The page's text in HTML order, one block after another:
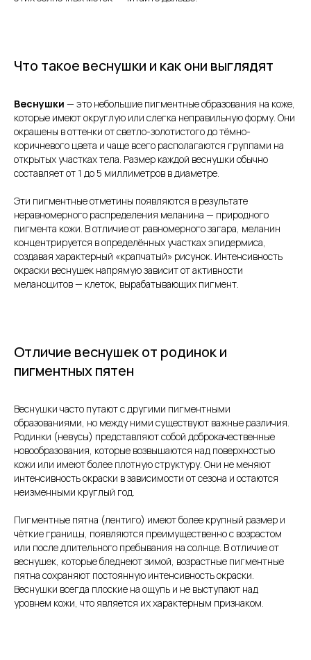
Что такое веснушки и как они выглядят
Веснушки — это небольшие пигментные образования на коже,
которые имеют округлую или слегка неправильную форму. Они
окрашены в оттенки от светло-золотистого до тёмно-
коричневого цвета и чаще всего располагаются группами на
открытых участках тела. Размер каждой веснушки обычно
составляет от 1 до 5 миллиметров в диаметре.
Эти пигментные отметины появляются в результате
неравномерного распределения меланина — природного
пигмента кожи. В отличие от равномерного загара, меланин
концентрируется в определённых участках эпидермиса,
создавая характерный «крапчатый» рисунок. Интенсивность
окраски веснушек напрямую зависит от активности
меланоцитов — клеток, вырабатывающих пигмент.
Отличие веснушек от родинок и
пигментных пятен
Веснушки часто путают с другими пигментными
образованиями, но между ними существуют важные различия.
Родинки (невусы) представляют собой доброкачественные
новообразования, которые возвышаются над поверхностью
кожи или имеют более плотную структуру. Они не меняют
интенсивность окраски в зависимости от сезона и остаются
неизменными круглый год.
Пигментные пятна (лентиго) имеют более крупный размер и
чёткие границы, появляются преимущественно с возрастом
или после длительного пребывания на солнце. В отличие от
веснушек, которые бледнеют зимой, возрастные пигментные
пятна сохраняют постоянную интенсивность окраски.
Веснушки всегда плоские на ощупь и не выступают над
уровнем кожи, что является их характерным признаком.